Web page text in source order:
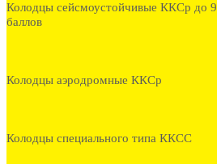
Колодцы сейсмоустойчивые ККСр до 9
баллов
Колодцы аэродромные ККСр
Колодцы специального типа ККСС